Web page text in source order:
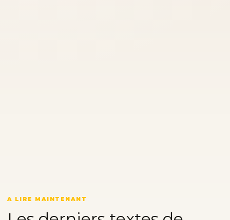
A LIRE MAINTENANT